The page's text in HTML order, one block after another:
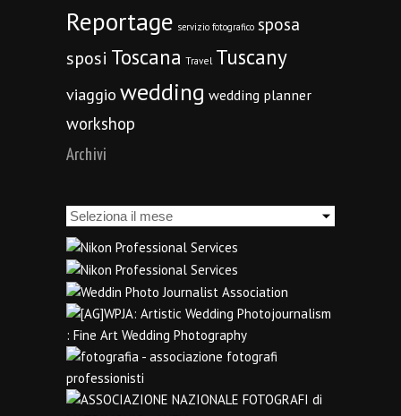
Reportage servizio fotografico sposa
sposi Toscana Travel Tuscany
viaggio wedding wedding planner
workshop
Archivi
Archivi